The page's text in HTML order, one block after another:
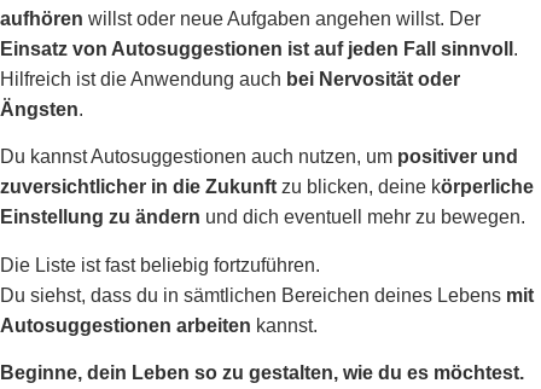
aufhören willst oder neue Aufgaben angehen willst. Der
Einsatz von Autosuggestionen ist auf jeden Fall sinnvoll .
Hilfreich ist die Anwendung auch bei Nervosität oder
Ängsten.
Du kannst Autosuggestionen auch nutzen, um positiver und
zuversichtlicher in die Zukunft zu blicken, deine körperliche
Einstellung zu ändern und dich eventuell mehr zu bewegen.
Die Liste ist fast beliebig fortzuführen.
Du siehst, dass du in sämtlichen Bereichen deines Lebens mit
Autosuggestionen arbeiten kannst.
Beginne, dein Leben so zu gestalten, wie du es möchtest.